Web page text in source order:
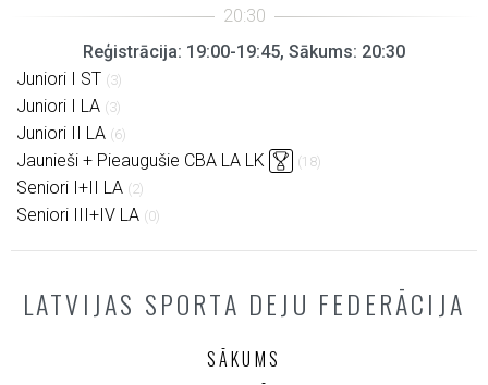
Reģistrācija: 19:00-19:45, Sākums: 20:30
Juniori I ST (3)
Juniori I LA (3)
Juniori II LA (6)
Jaunieši + Pieaugušie CBA LA LK (18)
Seniori I+II LA (2)
Seniori III+IV LA (0)
LATVIJAS SPORTA DEJU FEDERĀCIJA
SĀKUMS